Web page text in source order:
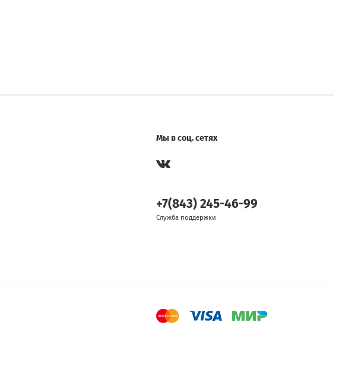
Мы в соц. сетях
+7(843) 245-46-99
Служба поддержки